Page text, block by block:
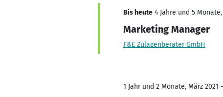
Bis heute 4 Jahre und 5
Marketing Manager
F&E Zulagenberater GmbH
1 Jahr und 2 Monate, März 2021